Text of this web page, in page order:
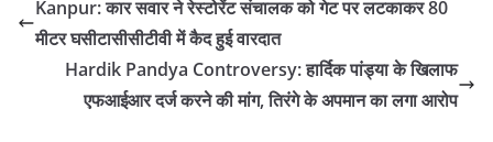
Kanpur: कार सवार ने रेस्टोरेंट संचालक को गेट पर लटकाकर 80
मीटर घसीटासीसीटीवी में कैद हुई वारदात
Hardik Pandya Controversy: हार्दिक पांड्या के खिलाफ
एफआईआर दर्ज करने की मांग, तिरंगे के अपमान का लगा आरोप